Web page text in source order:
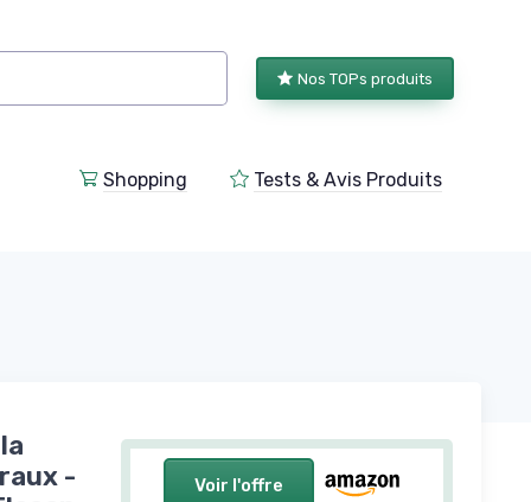
Nos TOPs produits
Shopping Tests & Avis Produits
Voir l'offre
-